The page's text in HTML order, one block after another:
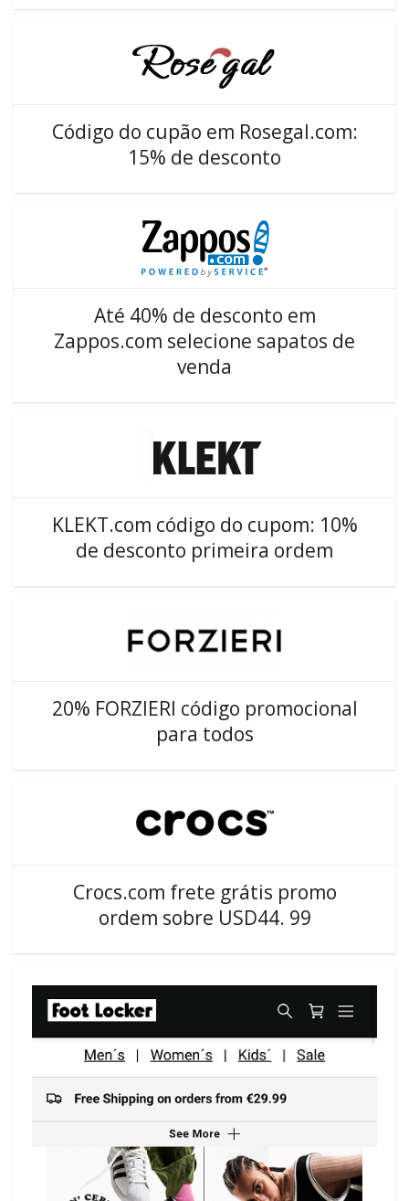
Código do cupão em Rosegal.com:
15% de desconto
Até 40% de desconto em
Zappos.com selecione sapatos de
venda
KLEKT.com código do cupom: 10%
de desconto primeira ordem
20% FORZIERI código promocional
para todos
Crocs.com frete grátis promo
ordem sobre USD44. 99